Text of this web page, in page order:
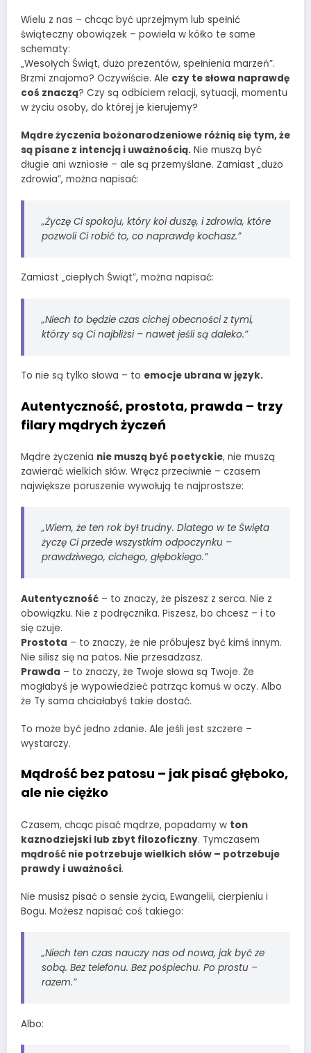
Wielu z nas – chcąc być uprzejmym lub spełnić
świąteczny obowiązek – powiela w kółko te same
schematy:
„Wesołych Świąt, dużo prezentów, spełnienia marzeń”.
Brzmi znajomo? Oczywiście. Ale czy te słowa naprawdę
coś znaczą? Czy są odbiciem relacji, sytuacji, momentu
w życiu osoby, do której je kierujemy?
Mądre życzenia bożonarodzeniowe różnią się tym, że
są pisane z intencją i uważnością. Nie muszą być
długie ani wzniosłe – ale są przemyślane. Zamiast „dużo
zdrowia”, można napisać:
„Życzę Ci spokoju, który koi duszę, i zdrowia, które
pozwoli Ci robić to, co naprawdę kochasz.”
Zamiast „ciepłych Świąt”, można napisać:
„Niech to będzie czas cichej obecności z tymi,
którzy są Ci najbliżsi – nawet jeśli są daleko.”
To nie są tylko słowa – to emocje ubrana w język.
Autentyczność, prostota, prawda – trzy
filary mądrych życzeń
Mądre życzenia nie muszą być poetyckie, nie muszą
zawierać wielkich słów. Wręcz przeciwnie – czasem
największe poruszenie wywołują te najprostsze:
„Wiem, że ten rok był trudny. Dlatego w te Święta
życzę Ci przede wszystkim odpoczynku –
prawdziwego, cichego, głębokiego.”
Autentyczność – to znaczy, że piszesz z serca. Nie z
obowiązku. Nie z podręcznika. Piszesz, bo chcesz – i to
się czuje.
Prostota – to znaczy, że nie próbujesz być kimś innym.
Nie silisz się na patos. Nie przesadzasz.
Prawda – to znaczy, że Twoje słowa są Twoje. Że
mogłabyś je wypowiedzieć patrząc komuś w oczy. Albo
że Ty sama chciałabyś takie dostać.
To może być jedno zdanie. Ale jeśli jest szczere –
wystarczy.
Mądrość bez patosu – jak pisać głęboko,
ale nie ciężko
Czasem, chcąc pisać mądrze, popadamy w ton
kaznodziejski lub zbyt filozoficzny. Tymczasem
mądrość nie potrzebuje wielkich słów – potrzebuje
prawdy i uważności.
Nie musisz pisać o sensie życia, Ewangelii, cierpieniu i
Bogu. Możesz napisać coś takiego:
„Niech ten czas nauczy nas od nowa, jak być ze
sobą. Bez telefonu. Bez pośpiechu. Po prostu –
razem.”
Albo: